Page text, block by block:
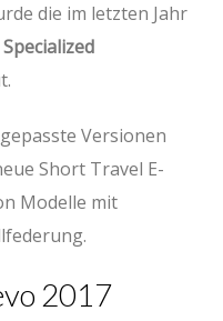
die im letzten Jahr
Specialized
Versionen
Short Travel E-
Modelle mit
2017